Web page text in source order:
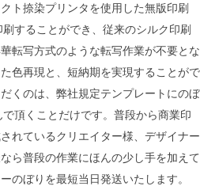
ト捺染プリンタを使用した無版印刷
することができ、従来のシルク印刷
転写方式のような転写作業が不要とな
色再現と、短納期を実現することがで
くのは、弊社規定テンプレートにのぼ
頂くことだけです。普段から商業印
れているクリエイター様、デザイナー
ら普段の作業にほんの少し手を加えて
のぼりを最短当日発送いたします。